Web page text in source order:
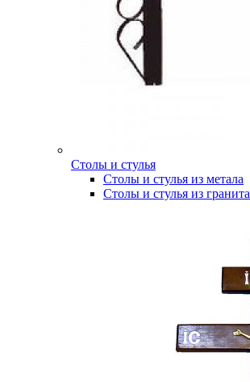
Столы и стулья
Столы и стулья из метала
Столы и стулья из гранита